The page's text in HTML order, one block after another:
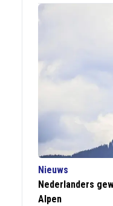
Nieuws
Nederlanders
Alpen